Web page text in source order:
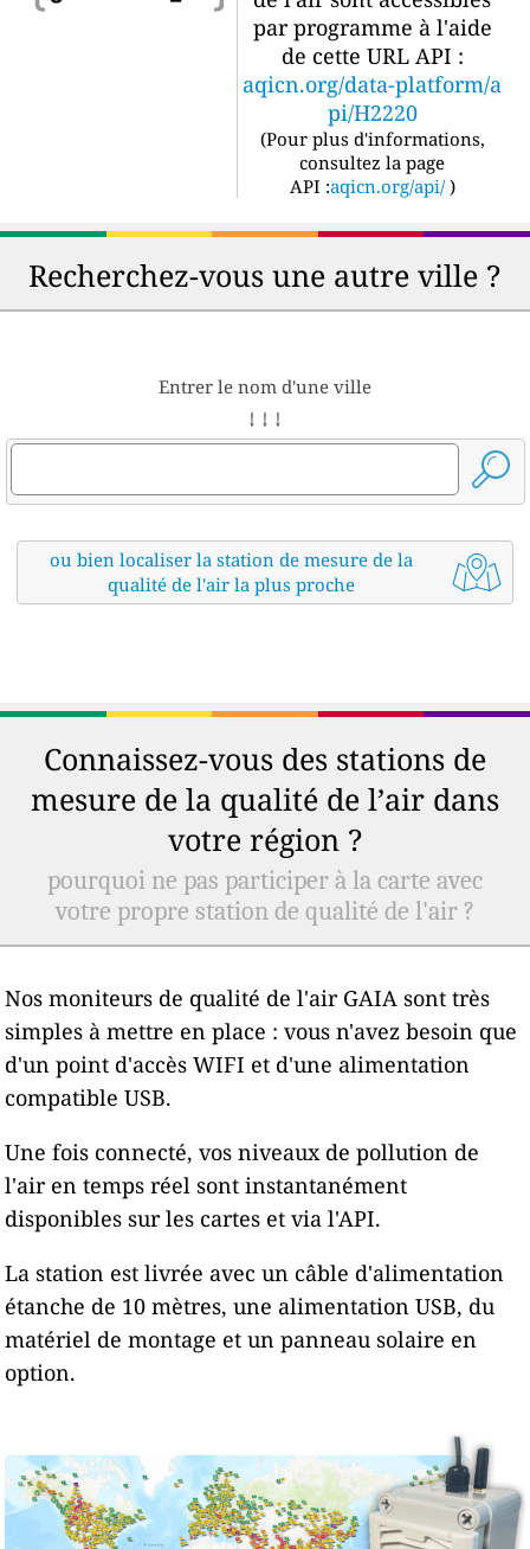
par programme à l'aide
de cette URL API :
aqicn.org/data-platform/a
pi/H2220
(Pour plus d'informations,
consultez la page
API :aqicn.org/api/ )
Recherchez-vous une autre ville ?
Entrer le nom d'une ville
↓ ↓ ↓
ou bien localiser la station de mesure de la
qualité de l'air la plus proche
Connaissez-vous des stations de
mesure de la qualité de l’air dans
votre région ?
pourquoi ne pas participer à la carte avec
votre propre station de qualité de l'air ?
Nos moniteurs de qualité de l'air GAIA sont très
simples à mettre en place : vous n'avez besoin que
d'un point d'accès WIFI et d'une alimentation
compatible USB.
Une fois connecté, vos niveaux de pollution de
l'air en temps réel sont instantanément
disponibles sur les cartes et via l'API.
La station est livrée avec un câble d'alimentation
étanche de 10 mètres, une alimentation USB, du
matériel de montage et un panneau solaire en
option.